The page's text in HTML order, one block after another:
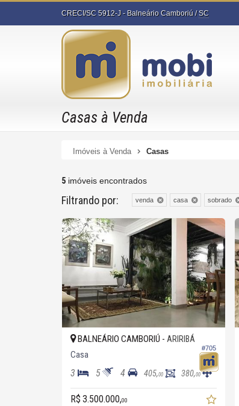
CRECI/SC 5912-J - Balneário Camboriú /SC
Casas à Venda
Imóveis à Venda Casas
5 imóveis encontrados
Filtrando por: venda casa sobrado
#705
BALNEÁRIO CAMBORIÚ - ARIRIBÁ
Casa
3 5 4 405,00 380,00
R$ 3.500.000,00